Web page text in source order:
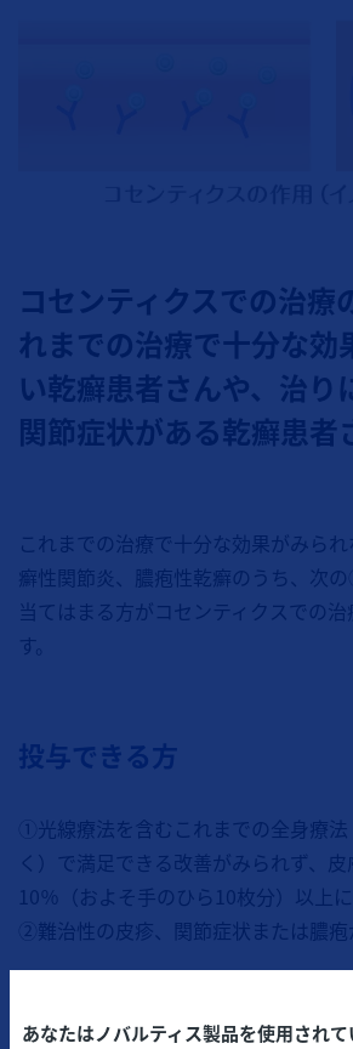
コセンティクスでの治療
れまでの治療で十分な効
い乾癬患者さんや、治り
関節症状がある乾癬患者
これまでの治療で十分な効果がみら
癬性関節炎、膿疱性乾癬のうち、次
当てはまる方がコセンティクスでの
す。
投与できる方
①光線療法を含むこれまでの全身療
く）で満足できる改善がみられず、
10％（およそ手のひら10枚分）以上
②難治性の皮疹、関節症状または膿疱
あなたはノバルティス製品を使用され